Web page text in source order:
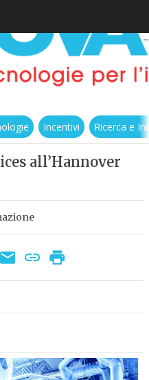
Incentivi Ricerca e
all’Hannover